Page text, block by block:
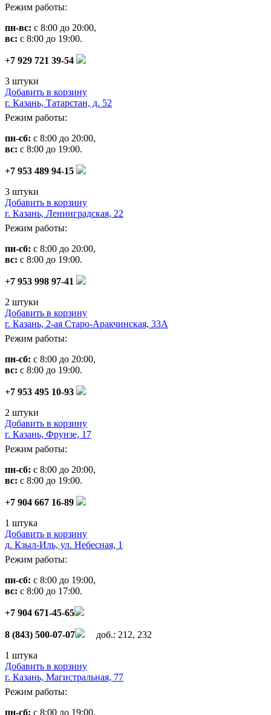
Режим работы:
пн-вс: с 8:00 до 20:00,
вс: с 8:00 до 19:00.
+7 929 721 39-54
3 штуки
Добавить в корзину
г. Казань, Татарстан, д. 52
Режим работы:
пн-сб: с 8:00 до 20:00,
вс: с 8:00 до 19:00.
+7 953 489 94-15
3 штуки
Добавить в корзину
г. Казань, Ленинградская, 22
Режим работы:
пн-сб: с 8:00 до 20:00,
вс: с 8:00 до 19:00.
+7 953 998 97-41
2 штуки
Добавить в корзину
г. Казань, 2-ая Старо-Аракчинская, 33А
Режим работы:
пн-сб: с 8:00 до 20:00,
вс: с 8:00 до 19:00.
+7 953 495 10-93
2 штуки
Добавить в корзину
г. Казань, Фрунзе, 17
Режим работы:
пн-сб: с 8:00 до 20:00,
вс: с 8:00 до 19:00.
+7 904 667 16-89
1 штука
Добавить в корзину
д. Кзыл-Иль, ул. Небесная, 1
Режим работы:
пн-сб: с 8:00 до 19:00,
вс: с 8:00 до 17:00.
+7 904 671-45-65
8 (843) 500-07-07
доб.: 212, 232
1 штука
Добавить в корзину
г. Казань, Магистральная, 77
Режим работы:
пн-сб: с 8:00 до 19:00,